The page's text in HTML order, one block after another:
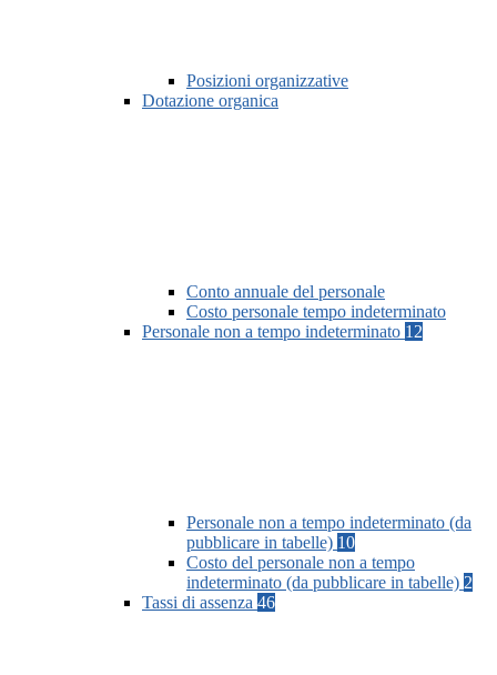
Posizioni organizzative
Dotazione organica
Conto annuale del personale
Costo personale tempo indeterminato
Personale non a tempo indeterminato 12
Personale non a tempo indeterminato (da
pubblicare in tabelle) 10
Costo del personale non a tempo
indeterminato (da pubblicare in tabelle) 2
Tassi di assenza 46